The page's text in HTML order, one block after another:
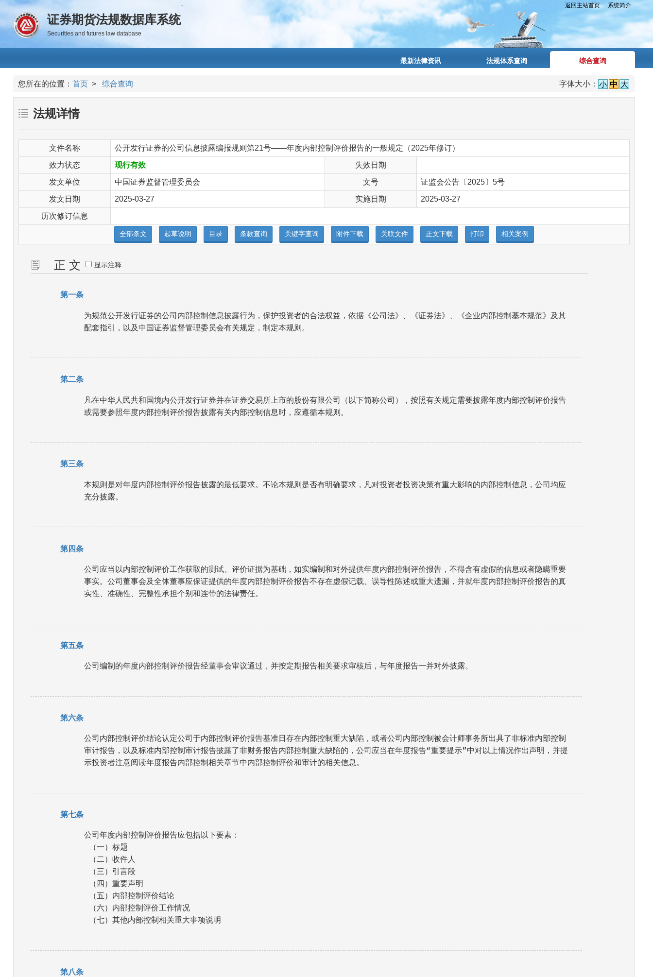
证券期货法规数据库系统
Securities and futures law database
返回主站首页 系统简介
综合查询
法规体系查询
最新法律资讯
·
您所在的位置： 首页 > 综合查询 字体大小： 小 中 大
法规详情
文件名称 公开发行证券的公司信息披露编报规则第21号——年度内部控制评价报告的一般规定（2025年修订）
效力状态 现行有效 失效日期
发文单位 中国证券监督管理委员会 文号 证监会公告〔2025〕5号
发文日期 2025-03-27 实施日期 2025-03-27
历次修订信息
正 文 显示注释
第一条
为规范公开发行证券的公司内部控制信息披露行为，保护投资者的合法权益，依据《公司法》、《证券法》、《企业内部控制基本规范》及其
配套指引，以及中国证券监督管理委员会有关规定，制定本规则。
第二条
凡在中华人民共和国境内公开发行证券并在证券交易所上市的股份有限公司（以下简称公司），按照有关规定需要披露年度内部控制评价报告
或需要参照年度内部控制评价报告披露有关内部控制信息时，应遵循本规则。
第三条
本规则是对年度内部控制评价报告披露的最低要求。不论本规则是否有明确要求，凡对投资者投资决策有重大影响的内部控制信息，公司均应
充分披露。
第四条
公司应当以内部控制评价工作获取的测试、评价证据为基础，如实编制和对外提供年度内部控制评价报告，不得含有虚假的信息或者隐瞒重要
事实。公司董事会及全体董事应保证提供的年度内部控制评价报告不存在虚假记载、误导性陈述或重大遗漏，并就年度内部控制评价报告的真
实性、准确性、完整性承担个别和连带的法律责任。
第五条
公司编制的年度内部控制评价报告经董事会审议通过，并按定期报告相关要求审核后，与年度报告一并对外披露。
第六条
公司内部控制评价结论认定公司于内部控制评价报告基准日存在内部控制重大缺陷，或者公司内部控制被会计师事务所出具了非标准内部控制
审计报告，以及标准内部控制审计报告披露了非财务报告内部控制重大缺陷的，公司应当在年度报告“重要提示”中对以上情况作出声明，并提
示投资者注意阅读年度报告内部控制相关章节中内部控制评价和审计的相关信息。
第七条
公司年度内部控制评价报告应包括以下要素：
（七）其他内部控制相关重大事项说明
第八条